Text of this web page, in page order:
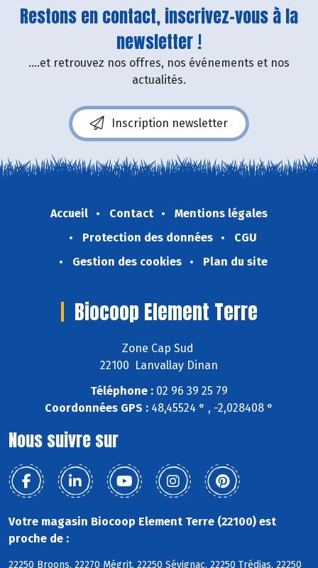
Restons en contact, inscrivez-vous à la
newsletter !
....et retrouvez nos offres, nos événements et nos
actualités.
Inscription newsletter
Accueil Contact
Mentions légales
Protection des données
CGU
Gestion des cookies
Plan du site
Biocoop Element Terre
Zone Cap Sud
22100 Lanvallay Dinan
Téléphone : 02 96 39 25 79
Coordonnées GPS : 48,45524 ° , -2,028408 °
Nous suivre sur
Votre magasin Biocoop Element Terre (22100) est
proche de :
22250 Broons, 22270 Mégrit, 22250 Sévignac, 22250 Trédias, 22250